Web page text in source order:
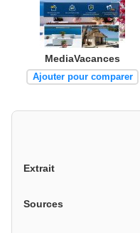
MediaVacances
Ajouter pour comparer
Extrait
Sources